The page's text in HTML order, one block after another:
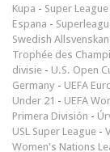
Kupa - Super
Espana -
Swedish Allsvenskan
Trophée des
divisie - U.S. Open
Germany - UEFA
Under 21 - UEFA
Primera División -
USL Super League -
Women's Nations